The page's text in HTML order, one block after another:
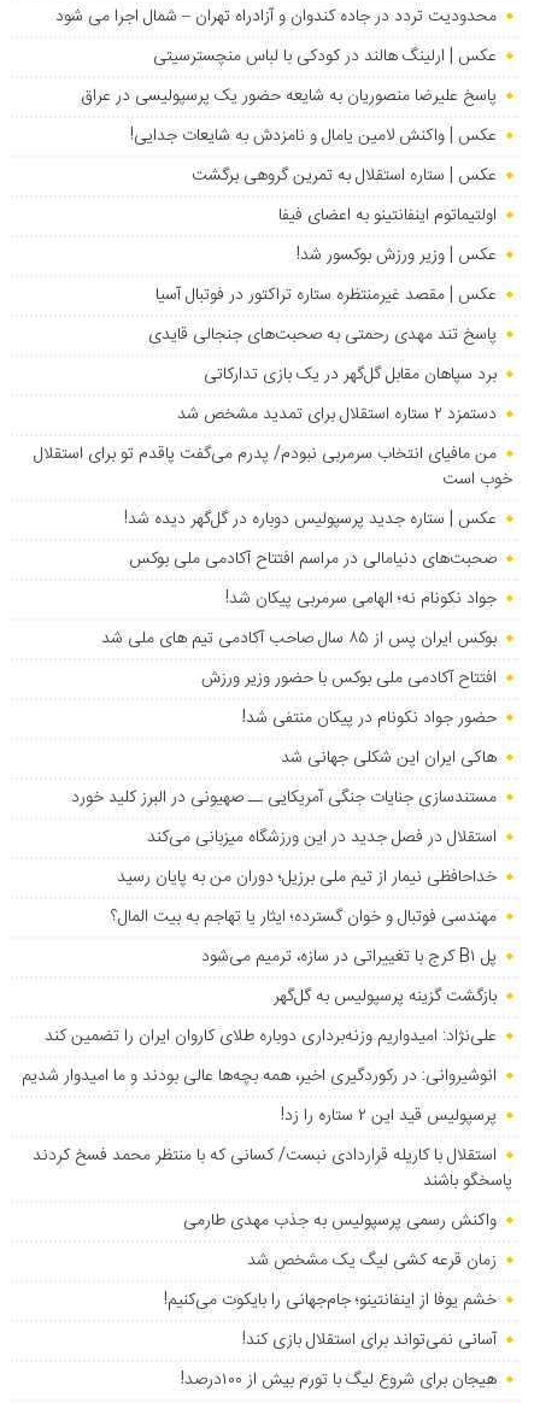
محدودیت تردد در جاده کندوان و آزادراه تهران – شمال اجرا می شود
عکس | ارلینگ هالند در کودکی با لباس منچسترسیتی
پاسخ علیرضا منصوریان به شایعه حضور یک پرسپولیسی در عراق
عکس | واکنش لامین یامال و نامزدش به شایعات جدایی!
عکس | ستاره استقلال به تمرین گروهی برگشت
اولتیماتوم اینفانتینو به اعضای فیفا
عکس | وزیر ورزش بوکسور شد!
عکس | مقصد غیرمنتظره ستاره تراکتور در فوتبال آسیا
پاسخ تند مهدی رحمتی به صحبت‌های جنجالی قایدی
برد سپاهان مقابل گل‌گهر در یک بازی تدارکاتی
دستمزد ۲ ستاره استقلال برای تمدید مشخص شد
من مافیای انتخاب سرمربی نبودم/ پدرم می‌گفت پاقدم تو برای استقلال
خوب است
عکس | ستاره جدید پرسپولیس دوباره در گل‌گهر دیده شد!
صحبت‌های دنیامالی در مراسم افتتاح آکادمی ملی بوکس
جواد نکونام نه؛ الهامی سرمربی پیکان شد!
بوکس ایران پس از ۸۵ سال صاحب آکادمی تیم های ملی شد
افتتاح آکادمی ملی بوکس با حضور وزیر ورزش
حضور جواد نکونام در پیکان منتفی شد!
هاکی ایران این شکلی جهانی شد
مستندسازی جنایات جنگی آمریکایی ــ صهیونی در البرز کلید خورد
استقلال در فصل جدید در این ورزشگاه میزبانی می‌کند
خداحافظی نیمار از تیم ملی برزیل؛ دوران من به پایان رسید
مهندسی فوتبال و خوان گسترده؛ ایثار یا تهاجم به بیت المال؟
پل B۱ کرج با تغییراتی در سازه، ترمیم می‌شود
بازگشت گزینه پرسپولیس به ‌گل‌گهر
علی‌نژاد: امیدواریم وزنه‌برداری دوباره طلای کاروان ایران را تضمین کند
انوشیروانی: در رکوردگیری اخیر، همه بچه‌ها عالی بودند و ما امیدوار شدیم
پرسپولیس قید این ۲ ستاره را زد!
استقلال با کاریله قراردادی نبست/ کسانی که با منتظر محمد فسخ کردند
پاسخگو باشند
واکنش رسمی پرسپولیس به جذب مهدی طارمی
زمان قرعه کشی لیگ یک مشخص شد
خشم یوفا از اینفانتینو؛ جام‌جهانی را بایکوت می‌کنیم!
آسانی نمی‌تواند برای استقلال بازی کند!
هیجان برای شروع لیگ با تورم بیش از ۱۰۰درصد!